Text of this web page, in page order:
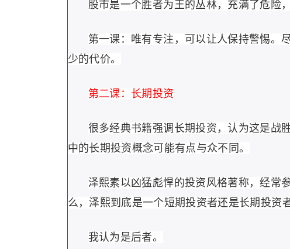
股市是一个胜者为王的丛林，充满了危险
第一课：唯有专注，可以让人保持警惕。
少的代价。
第二课：长期投资
很多经典书籍强调长期投资，认为这是战
中的长期投资概念可能有点与众不同。
泽熙素以凶猛彪悍的投资风格著称，经常
么，泽熙到底是一个短期投资者还是长期投资者
我认为是后者。